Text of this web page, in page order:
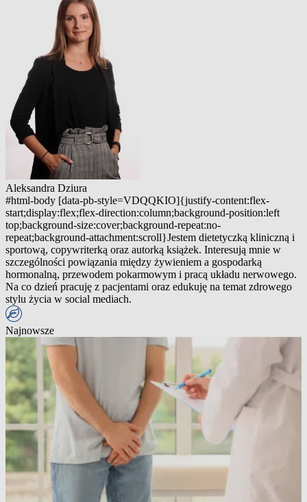
Aleksandra Dziura
#html-body [data-pb-style=VDQQKIO]{justify-content:flex-
start;display:flex;flex-direction:column;background-position:left
top;background-size:cover;background-repeat:no-
repeat;background-attachment:scroll}Jestem dietetyczką kliniczną i
sportową, copywriterką oraz autorką książek. Interesują mnie w
szczególności powiązania między żywieniem a gospodarką
hormonalną, przewodem pokarmowym i pracą układu nerwowego.
Na co dzień pracuję z pacjentami oraz edukuję na temat zdrowego
stylu życia w social mediach.
Najnowsze